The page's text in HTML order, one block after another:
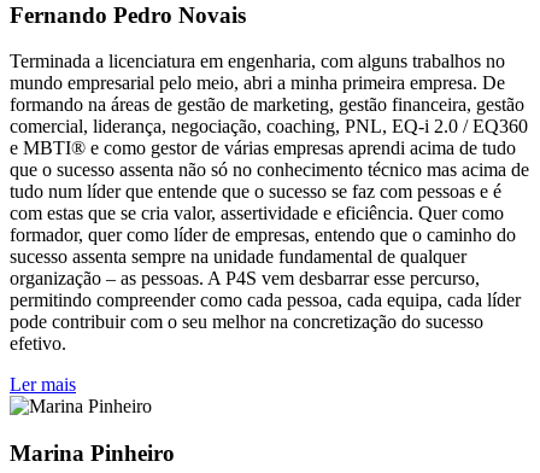
Fernando Pedro Novais
Terminada a licenciatura em engenharia, com alguns trabalhos no
mundo empresarial pelo meio, abri a minha primeira empresa. De
formando na áreas de gestão de marketing, gestão financeira, gestão
comercial, liderança, negociação, coaching, PNL, EQ-i 2.0 / EQ360
e MBTI® e como gestor de várias empresas aprendi acima de tudo
que o sucesso assenta não só no conhecimento técnico mas acima de
tudo num líder que entende que o sucesso se faz com pessoas e é
com estas que se cria valor, assertividade e eficiência. Quer como
formador, quer como líder de empresas, entendo que o caminho do
sucesso assenta sempre na unidade fundamental de qualquer
organização – as pessoas. A P4S vem desbarrar esse percurso,
permitindo compreender como cada pessoa, cada equipa, cada líder
pode contribuir com o seu melhor na concretização do sucesso
efetivo.
Ler mais
Marina Pinheiro